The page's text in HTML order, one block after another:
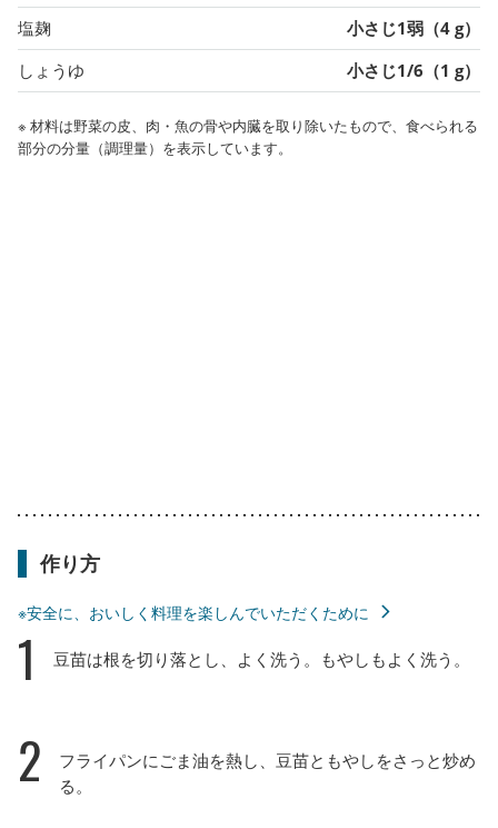
塩麹
小さじ1弱（4 g）
しょうゆ
小さじ1/6（1 g）
※ 材料は野菜の皮、肉・魚の骨や内臓を取り除いたもので、食べられる
部分の分量（調理量）を表示しています。
作り方
※安全に、おいしく料理を楽しんでいただくために
1 豆苗は根を切り落とし、よく洗う。もやしもよく洗う。
2
フライパンにごま油を熱し、豆苗ともやしをさっと炒め
る。